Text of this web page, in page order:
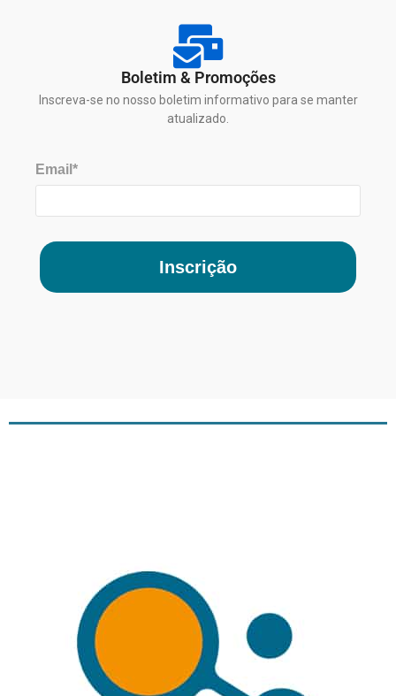
Boletim & Promoções
Inscreva-se no nosso boletim informativo para se manter
atualizado.
Email*
Inscrição